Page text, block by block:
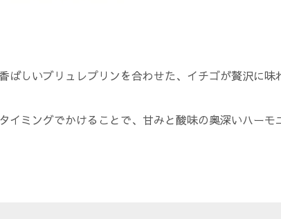
ばしいブリュレプリンを合わせた、イチゴが贅沢に味
イミングでかけることで、甘みと酸味の奥深いハーモ